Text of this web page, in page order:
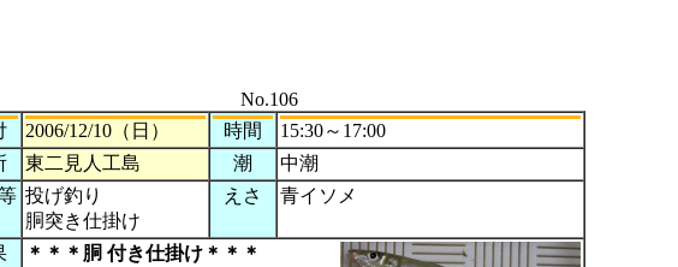
No.106
2006/12/10（日） 時間
15:30～17:00
東二見人工島 潮
中潮
投げ釣り
胴突き仕掛け
えさ 青イソメ
＊＊＊ 胴 付き仕掛け ＊＊＊